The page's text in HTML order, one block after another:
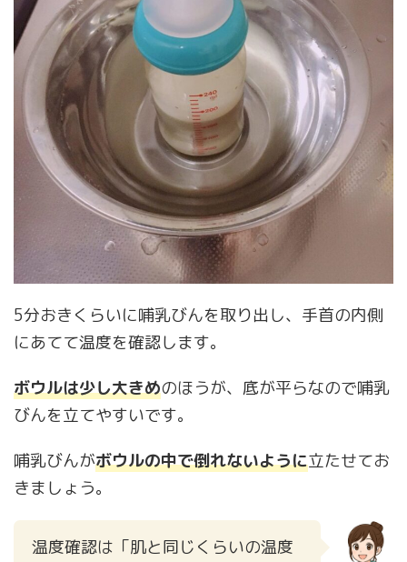
5分おきくらいに哺乳びんを取り出し、手首の内側
にあてて温度を確認します。
ボウルは少し大きめのほうが、底が平らなので哺乳
びんを立てやすいです。
哺乳びんがボウルの中で倒れないように立たせてお
きましょう。
温度確認は「肌と同じくらいの温度